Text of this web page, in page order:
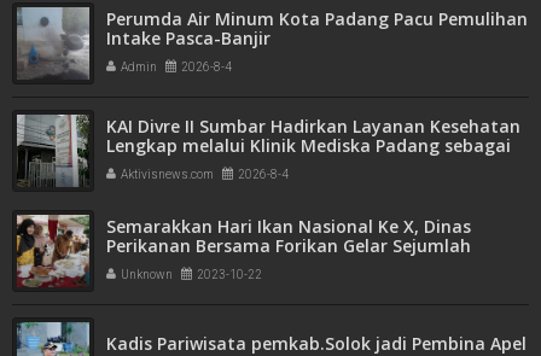
Perumda Air Minum Kota Padang Pacu Pemulihan
Intake Pasca-Banjir
Admin 2026-8-4
KAI Divre II Sumbar Hadirkan Layanan Kesehatan
Lengkap melalui Klinik Mediska Padang sebagai
Fasilitas Kesehatan Tingkat Pertama (FKTP)
Aktivisnews.com 2026-8-4
Semarakkan Hari Ikan Nasional Ke X, Dinas
Perikanan Bersama Forikan Gelar Sejumlah
Lomba
Unknown 2023-10-22
Kadis Pariwisata pemkab.Solok jadi Pembina Apel